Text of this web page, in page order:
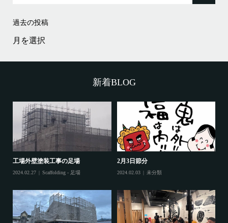
過去の投稿
過
去
投
新着BLOG
工場外壁塗装工事の足場
2024.02.27 Scaffolding - 足場
2月3日節分
2024.02.03 未分類